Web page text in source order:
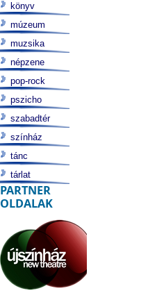
könyv
múzeum
muzsika
népzene
pop-rock
pszicho
szabadtér
színház
tánc
tárlat
PARTNER
OLDALAK